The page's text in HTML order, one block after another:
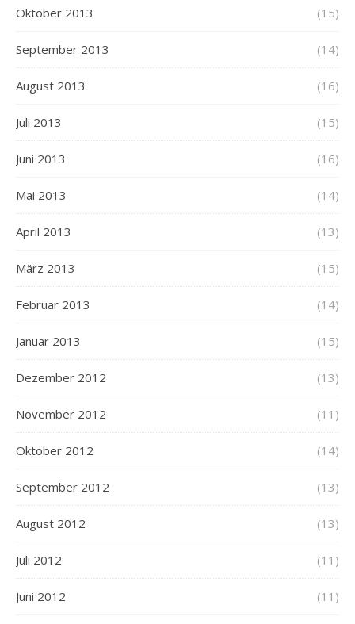
Oktober 2013 (15)
September 2013 (14)
August 2013 (16)
Juli 2013 (15)
Juni 2013 (16)
Mai 2013 (14)
April 2013 (13)
März 2013 (15)
Februar 2013 (14)
Januar 2013 (15)
Dezember 2012 (13)
November 2012 (11)
Oktober 2012 (14)
September 2012 (13)
August 2012 (13)
Juli 2012 (11)
Juni 2012 (11)